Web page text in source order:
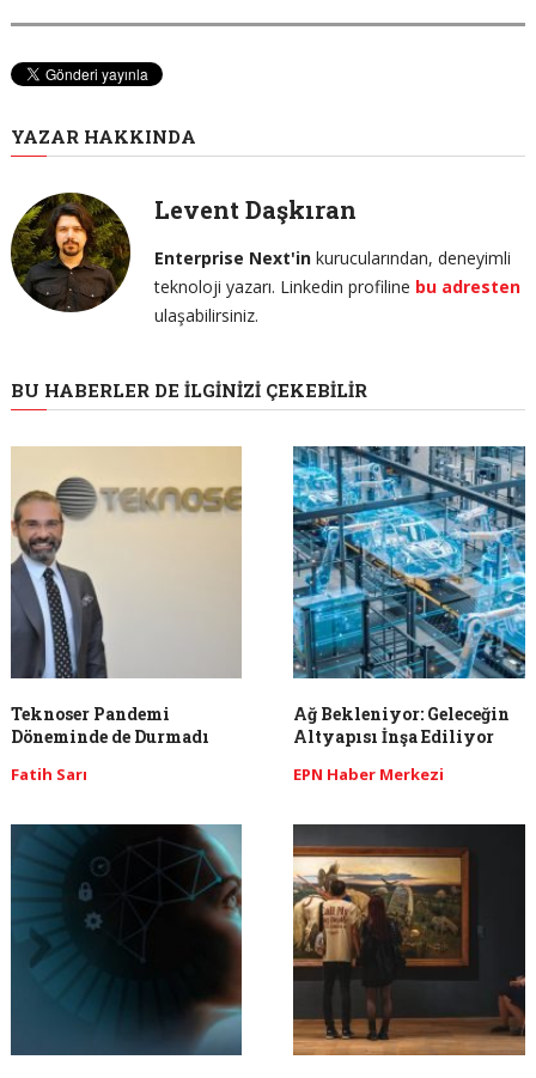
YAZAR HAKKINDA
Levent Daşkıran
Enterprise Next'inkurucularından, deneyimli
teknoloji yazarı. Linkedin profiline bu adresten
ulaşabilirsiniz.
BU HABERLER DE İLGINIZI ÇEKEBILIR
Teknoser Pandemi
Döneminde de Durmadı
Fatih Sarı
Ağ Bekleniyor: Geleceğin
Altyapısı İnşa Ediliyor
EPN Haber Merkezi